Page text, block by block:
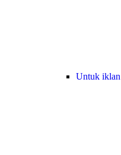
Untuk iklan